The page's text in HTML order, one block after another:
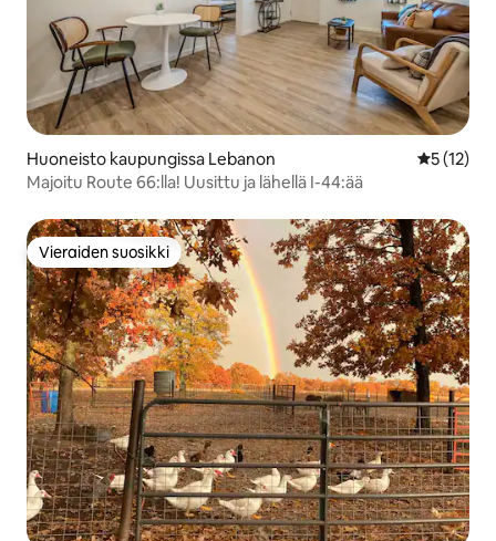
Huoneisto kaupungissa Lebanon
5 (12)
Majoitu Route 66:lla! Uusittu ja lähellä I-44:ää
Vieraiden suosikki
Vieraiden suosikki